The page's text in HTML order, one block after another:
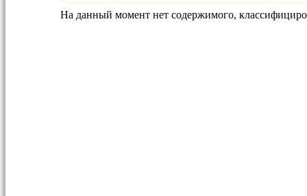
На данный момент нет содержимого,